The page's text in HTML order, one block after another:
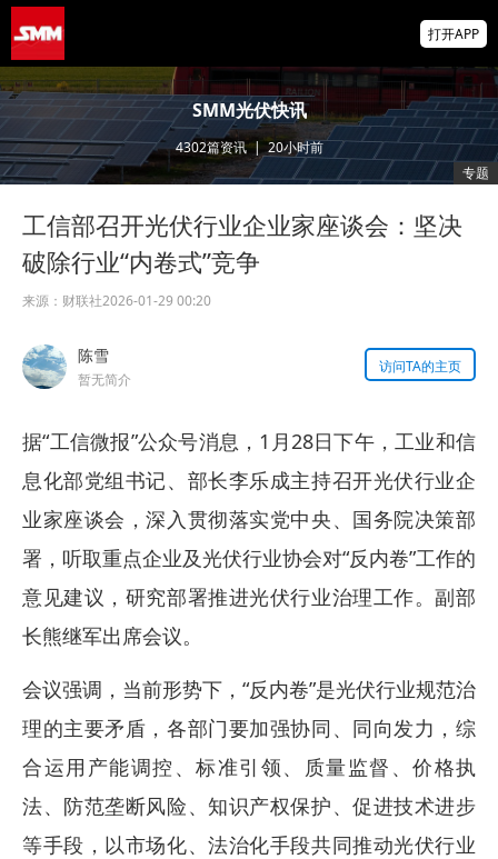
SMM新增菲律宾低品位红土镍矿价格点
北京进一步优化房地产政策 房地产板块上涨
京投发展、金科股份涨停【SMM快讯】
打开APP
SMM光伏快讯
4302篇资讯|20小时前
专题
工信部召开光伏行业企业家座谈会：坚决
破除行业“内卷式”竞争
来源： 财联社2026-01-29 00:20
陈雪
暂无简介
访问TA的主页
据“工信微报”公众号消息，1月28日下午，工业和信
息化部党组书记、部长李乐成主持召开光伏行业企
业家座谈会，深入贯彻落实党中央、国务院决策部
署，听取重点企业及光伏行业协会对“反内卷”工作的
意见建议，研究部署推进光伏行业治理工作。副部
长熊继军出席会议。
会议强调，当前形势下，“反内卷”是光伏行业规范治
理的主要矛盾，各部门要加强协同、同向发力，综
合运用产能调控、标准引领、质量监督、价格执
法、防范垄断风险、知识产权保护、促进技术进步
等手段，以市场化、法治化手段共同推动光伏行业